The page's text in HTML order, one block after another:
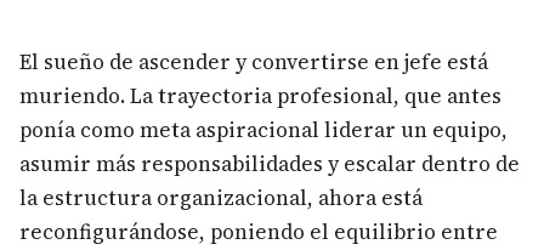
El sueño de ascender y convertirse en jefe está
muriendo. La trayectoria profesional, que antes
ponía como meta aspiracional liderar un equipo,
asumir más responsabilidades y escalar dentro de
la estructura organizacional, ahora está
reconfigurándose, poniendo el equilibrio entre